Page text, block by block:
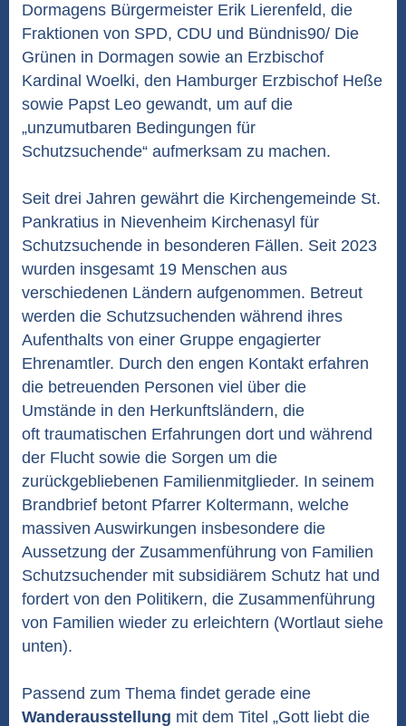
Dormagens Bürgermeister Erik Lierenfeld, die
Fraktionen von SPD, CDU und Bündnis90/ Die
Grünen in Dormagen sowie an Erzbischof
Kardinal Woelki, den Hamburger Erzbischof Heße
sowie Papst Leo gewandt, um auf die
„unzumutbaren Bedingungen für
Schutzsuchende“ aufmerksam zu machen.
Seit drei Jahren gewährt die Kirchengemeinde St.
Pankratius in Nievenheim Kirchenasyl für
Schutzsuchende in besonderen Fällen. Seit 2023
wurden insgesamt 19 Menschen aus
verschiedenen Ländern aufgenommen. Betreut
werden die Schutzsuchenden während ihres
Aufenthalts von einer Gruppe engagierter
Ehrenamtler. Durch den engen Kontakt erfahren
die betreuenden Personen viel über die
Umstände in den Herkunftsländern, die
oft traumatischen Erfahrungen dort und während
der Flucht sowie die Sorgen um die
zurückgebliebenen Familienmitglieder. In seinem
Brandbrief betont Pfarrer Koltermann, welche
massiven Auswirkungen insbesondere die
Aussetzung der Zusammenführung von Familien
Schutzsuchender mit subsidiärem Schutz hat und
fordert von den Politikern, die Zusammenführung
von Familien wieder zu erleichtern (Wortlaut siehe
unten).
Passend zum Thema findet gerade eine
Wanderausstellung mit dem Titel „Gott liebt die